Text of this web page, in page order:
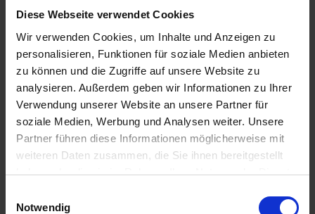
Diese Webseite verwendet Cookies
Wir verwenden Cookies, um Inhalte und Anzeigen zu
personalisieren, Funktionen für soziale Medien anbieten
zu können und die Zugriffe auf unsere Website zu
analysieren. Außerdem geben wir Informationen zu Ihrer
Verwendung unserer Website an unsere Partner für
soziale Medien, Werbung und Analysen weiter. Unsere
Partner führen diese Informationen möglicherweise mit
weiteren Daten zusammen, die Sie ihnen bereitgestellt
haben oder die sie im Rahmen Ihrer Nutzung der Dienste
Notwendig
Stretch
zzgl. MwSt.
7,72 € / l
ZUM PRODUKT
Primero
zzgl. MwSt.
7,36 € / l
ZUM PRODUKT